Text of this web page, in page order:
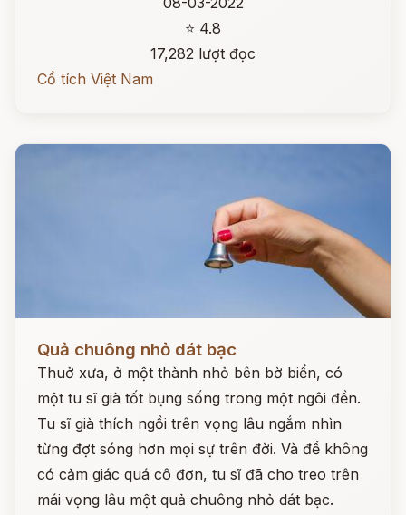
⭐ 4.8
17,282 lượt đọc
Cổ tích Việt Nam
Quả chuông nhỏ dát bạc
Thuở xưa, ở một thành nhỏ bên bờ biển, có
một tu sĩ già tốt bụng sống trong một ngôi đền.
Tu sĩ già thích ngồi trên vọng lâu ngắm nhìn
từng đợt sóng hơn mọi sự trên đời. Và để không
có cảm giác quá cô đơn, tu sĩ đã cho treo trên
mái vọng lâu một quả chuông nhỏ dát bạc.